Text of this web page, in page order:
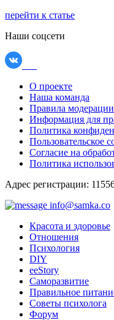
перейти к статье
Наши соцсети
О проекте
Наша команда
Правила
Информация для
Политика
Пользовательское
Согласие на
Политика
Адрес регистрации:
info@samka.co
Красота и здоровье
Отношения
Психология
DIY
ееStory
Саморазвитие
Правильное
Советы психолога
Форум